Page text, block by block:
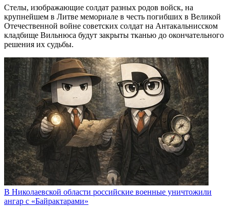
Стелы, изображающие солдат разных родов войск, на
крупнейшем в Литве мемориале в честь погибших в Великой
Отечественной войне советских солдат на Антакальнисском
кладбище Вильнюса будут закрыты тканью до окончательного
решения их судьбы.
В Николаевской области российские военные уничтожили
ангар с «Байрактарами»